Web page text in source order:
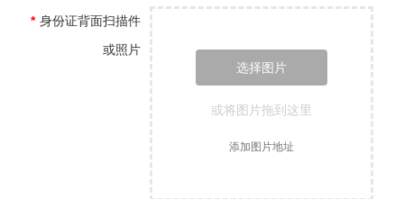
* 身份证背面扫描件
或照片
选择图片
或将图片拖到这里
添加图片地址